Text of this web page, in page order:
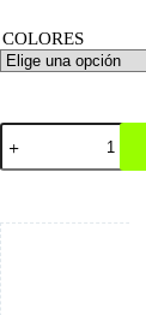
COLORES
Vaso
de
Cerámica